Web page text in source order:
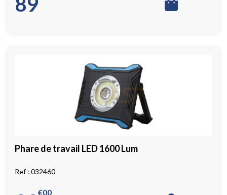
Phare de travail LED 1600 Lum
032460
00
€